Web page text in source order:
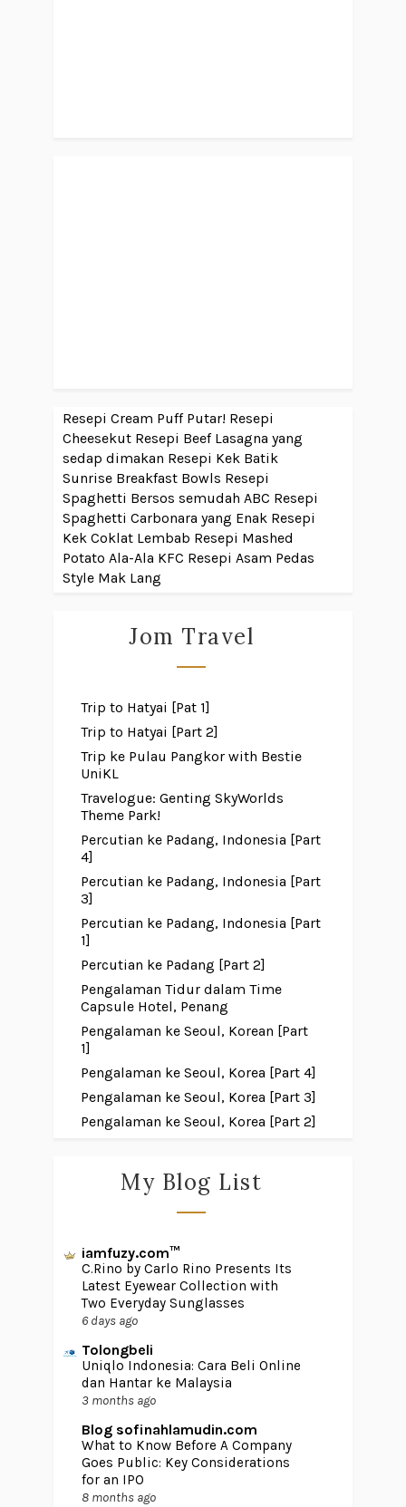
Resepi Cream Puff Putar! Resepi
Cheesekut Resepi Beef Lasagna yang
sedap dimakan Resepi Kek Batik
Sunrise Breakfast Bowls Resepi
Spaghetti Bersos semudah ABC Resepi
Spaghetti Carbonara yang Enak Resepi
Kek Coklat Lembab Resepi Mashed
Potato Ala-Ala KFC Resepi Asam Pedas
Style Mak Lang
Jom Travel
Trip to Hatyai [Pat 1]
Trip to Hatyai [Part 2]
Trip ke Pulau Pangkor with Bestie
UniKL
Travelogue: Genting SkyWorlds
Theme Park!
Percutian ke Padang, Indonesia [Part
4]
Percutian ke Padang, Indonesia [Part
3]
Percutian ke Padang, Indonesia [Part
1]
Percutian ke Padang [Part 2]
Pengalaman Tidur dalam Time
Capsule Hotel, Penang
Pengalaman ke Seoul, Korean [Part
1]
Pengalaman ke Seoul, Korea [Part 4]
Pengalaman ke Seoul, Korea [Part 3]
Pengalaman ke Seoul, Korea [Part 2]
My Blog List
iamfuzy.com™
C.Rino by Carlo Rino Presents Its
Latest Eyewear Collection with
Two Everyday Sunglasses
6 days ago
Tolongbeli
Uniqlo Indonesia: Cara Beli Online
dan Hantar ke Malaysia
3 months ago
Blog sofinahlamudin.com
What to Know Before A Company
Goes Public: Key Considerations
for an IPO
8 months ago